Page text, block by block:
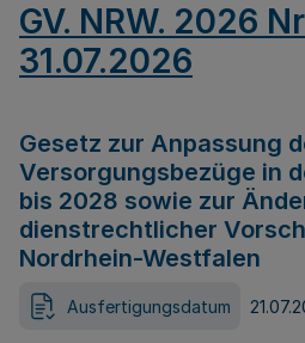
GV. NRW. 2026
31.07.2026
Gesetz zur Anpassung
Versorgungsbezüge in
bis 2028 sowie zur
dienstrechtlicher
Nordrhein-Westfalen
Ausfertigungsdatum